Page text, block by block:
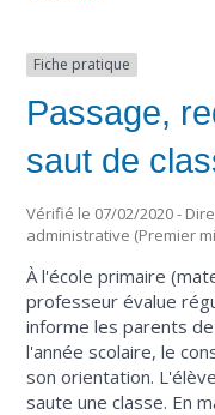
Fiche pratique
Passage,
saut de
Vérifié le 07/02/2020 -
administrative (Premier
À l'école primaire
professeur évalue
informe les parents
l'année scolaire, le
son orientation.
saute une classe. En